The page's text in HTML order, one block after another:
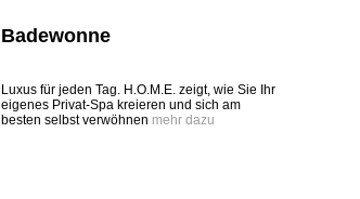
Badewonne
Luxus für jeden Tag. H.O.M.E. zeigt, wie Sie Ihr
eigenes Privat-Spa kreieren und sich am
besten selbst verwöhnen mehr dazu